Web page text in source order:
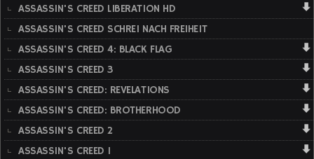
ASSASSIN'S CREED LIBERATION HD
ASSASSIN'S CREED SCHREI NACH FREIHEIT
ASSASSIN'S CREED 4: BLACK FLAG
ASSASSIN'S CREED 3
ASSASSIN'S CREED: REVELATIONS
ASSASSIN'S CREED: BROTHERHOOD
ASSASSIN'S CREED 2
ASSASSIN'S CREED 1